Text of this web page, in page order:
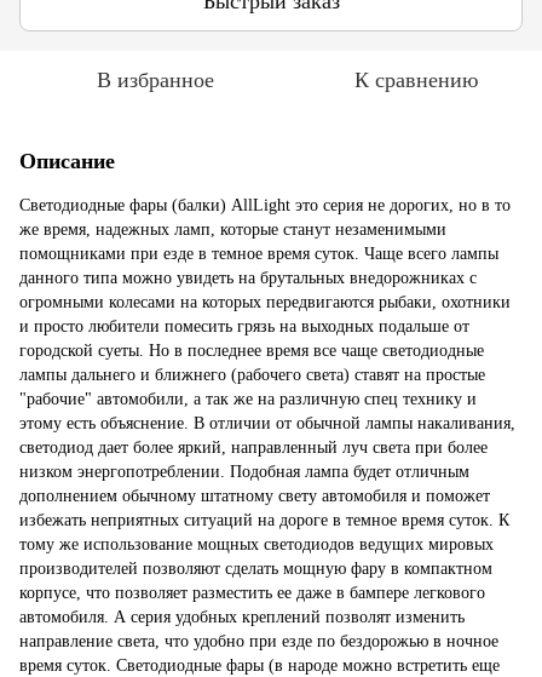
В избранное К сравнению
Описание
Светодиодные фары (балки) AllLight это серия не дорогих, но в то
же время, надежных ламп, которые станут незаменимыми
помощниками при езде в темное время суток. Чаще всего лампы
данного типа можно увидеть на брутальных внедорожниках с
огромными колесами на которых передвигаются рыбаки, охотники
и просто любители помесить грязь на выходных подальше от
городской суеты. Но в последнее время все чаще светодиодные
лампы дальнего и ближнего (рабочего света) ставят на простые
"рабочие" автомобили, а так же на различную спец технику и
этому есть объяснение. В отличии от обычной лампы накаливания,
светодиод дает более яркий, направленный луч света при более
низком энергопотреблении. Подобная лампа будет отличным
дополнением обычному штатному свету автомобиля и поможет
избежать неприятных ситуаций на дороге в темное время суток. К
тому же использование мощных светодиодов ведущих мировых
производителей позволяют сделать мощную фару в компактном
корпусе, что позволяет разместить ее даже в бампере легкового
автомобиля. А серия удобных креплений позволят изменить
направление света, что удобно при езде по бездорожью в ночное
время суток. Светодиодные фары (в народе можно встретить еще